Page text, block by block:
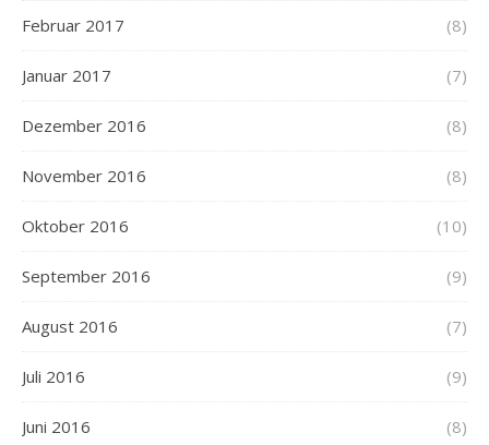
Februar 2017 (8)
Januar 2017 (7)
Dezember 2016 (8)
November 2016 (8)
Oktober 2016 (10)
September 2016 (9)
August 2016 (7)
Juli 2016 (9)
Juni 2016 (8)